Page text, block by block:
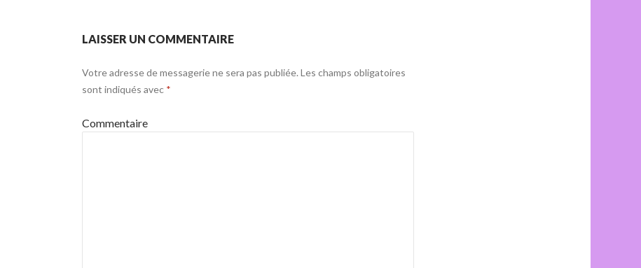
LAISSER UN COMMENTAIRE
Votre adresse de messagerie ne sera pas publiée. Les champs obligatoires
sont indiqués avec *
Commentaire